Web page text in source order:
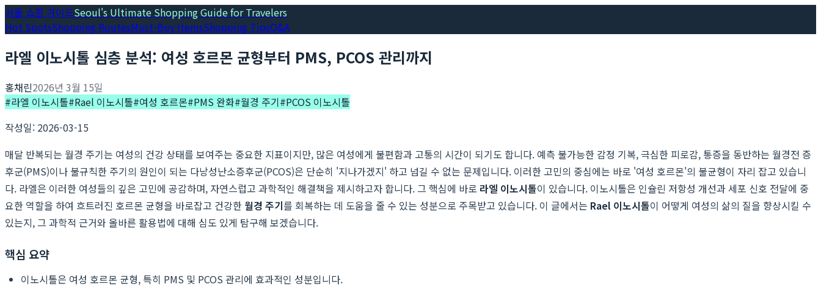
서울 쇼핑 가이드Seoul's Ultimate Shopping Guide for Travelers
Hot SpotsShopping RoutesMust-Buy ItemsShopping TipsQ&A
라엘 이노시톨 심층 분석: 여성 호르몬 균형부터 PMS, PCOS 관리까지
홍채린2026년 3월 15일
#라엘 이노시톨#Rael 이노시톨#여성 호르몬#PMS 완화#월경 주기#PCOS 이노시톨
작성일: 2026-03-15
매달 반복되는 월경 주기는 여성의 건강 상태를 보여주는 중요한 지표이지만, 많은 여성에게 불편함과 고통의 시간이 되기도 합니다. 예측 불가능한 감정 기복, 극심한 피로감, 통증을 동반하는 월경전 증
후군(PMS)이나 불규칙한 주기의 원인이 되는 다낭성난소증후군(PCOS)은 단순히 '지나가겠지' 하고 넘길 수 없는 문제입니다. 이러한 고민의 중심에는 바로 '여성 호르몬'의 불균형이 자리 잡고 있습니
다. 라엘은 이러한 여성들의 깊은 고민에 공감하며, 자연스럽고 과학적인 해결책을 제시하고자 합니다. 그 핵심에 바로 라엘 이노시톨이 있습니다. 이노시톨은 인슐린 저항성 개선과 세포 신호 전달에 중
요한 역할을 하여 흐트러진 호르몬 균형을 바로잡고 건강한 월경 주기를 회복하는 데 도움을 줄 수 있는 성분으로 주목받고 있습니다. 이 글에서는 Rael 이노시톨이 어떻게 여성의 삶의 질을 향상시킬 수
있는지, 그 과학적 근거와 올바른 활용법에 대해 심도 있게 탐구해 보겠습니다.
핵심 요약
이노시톨은 여성 호르몬 균형, 특히 PMS 및 PCOS 관리에 효과적인 성분입니다.